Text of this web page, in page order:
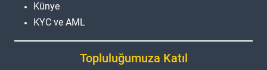
Künye
KYC ve AML
Topluluğumuza Katıl